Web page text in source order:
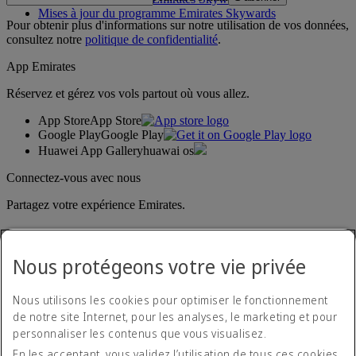
Mises à jour du programme Emirates Skywards
Pour obtenir plus d'informations sur notre utilisation de vos données,
consultez notre politique de confidentialité.
App Emirates
Réservez et gérez vos vols partout où vous allez.
App StoreApp Store
Google PlayGoogle Play
Huawei App Galleryhuawai os
Connectez-vous avec nous
Partagez votre expérience Emirates.
Déclaration d'accessibilité
Nous protégeons votre vie privée
Nous utilisons les cookies pour optimiser le fonctionnement
de notre site Internet, pour les analyses, le marketing et pour
personnaliser les contenus que vous visualisez.